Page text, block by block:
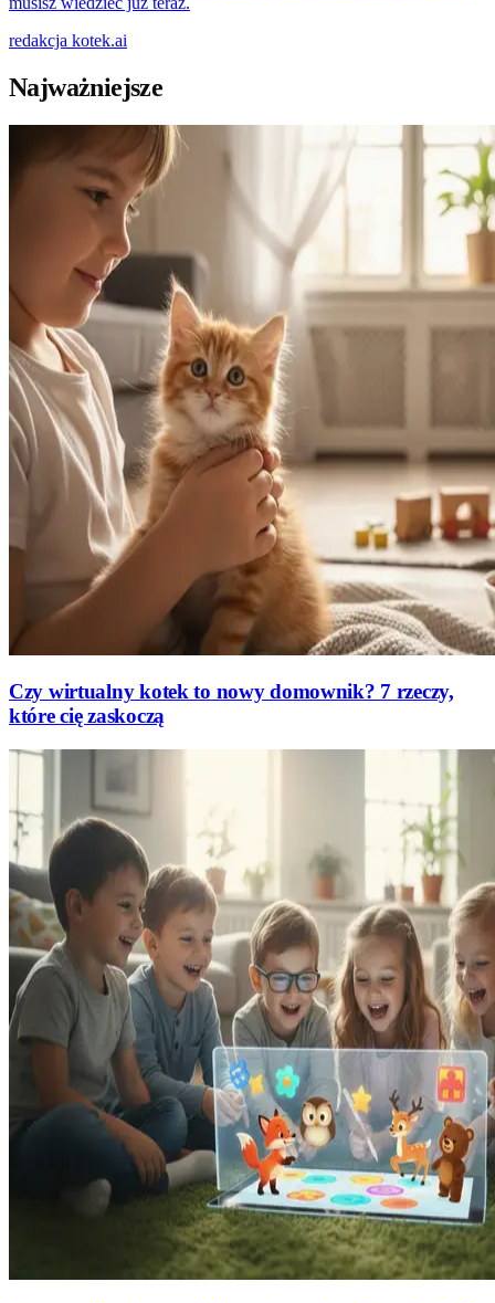
redakcja kotek.ai
Najważniejsze
Czy wirtualny kotek to nowy domownik? 7 rzeczy,
które cię zaskoczą